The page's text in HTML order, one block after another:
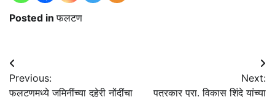
Posted inफलटण
Post
navigation
Previous:
फलटणमध्ये जमिनींच्या दुहेरी नोंदींचा
Next:
पत्रकार प्रा. विकास शिंदे यांच्या